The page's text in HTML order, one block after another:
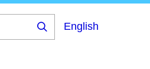
English